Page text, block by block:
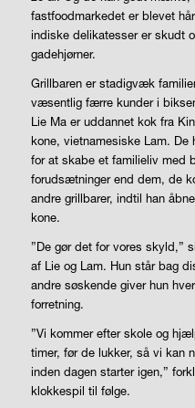
fastfoodmarkedet er blevet
indiske delikatesser er skudt
gadehjørner.
Grillbaren er stadigvæk
væsentlig færre kunder i
Lie Ma er uddannet kok fra
kone, vietnamesiske Lam. De
for at skabe et familieliv med
forudsætninger end dem, de
andre grillbarer, indtil han
kone.
”De gør det for vores skyld,”
af Lie og Lam. Hun står bag
andre søskende giver hun
forretning.
”Vi kommer efter skole og
timer, før de lukker, så vi kan
inden dagen starter igen,”
klokkespil til følge.